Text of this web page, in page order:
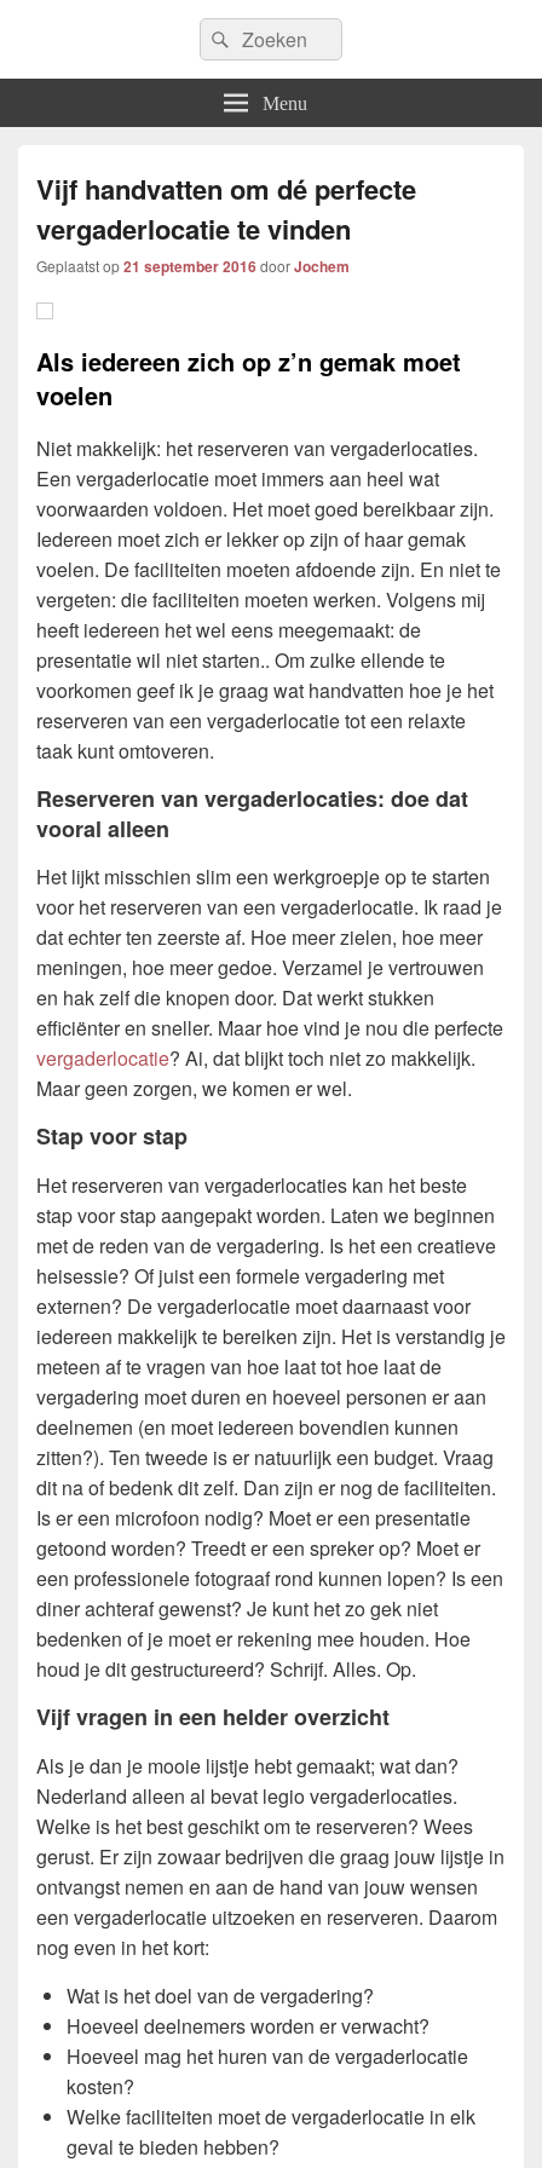
Search
for:
Search
Menu
Vijf handvatten om dé perfecte
vergaderlocatie te vinden
Geplaatst op21 september 2016doorJochem
Als iedereen zich op z’n gemak moet
voelen
Niet makkelijk: het reserveren van vergaderlocaties.
Een vergaderlocatie moet immers aan heel wat
voorwaarden voldoen. Het moet goed bereikbaar zijn.
Iedereen moet zich er lekker op zijn of haar gemak
voelen. De faciliteiten moeten afdoende zijn. En niet te
vergeten: die faciliteiten moeten werken. Volgens mij
heeft iedereen het wel eens meegemaakt: de
presentatie wil niet starten.. Om zulke ellende te
voorkomen geef ik je graag wat handvatten hoe je het
reserveren van een vergaderlocatie tot een relaxte
taak kunt omtoveren.
Reserveren van vergaderlocaties: doe dat
vooral alleen
Het lijkt misschien slim een werkgroepje op te starten
voor het reserveren van een vergaderlocatie. Ik raad je
dat echter ten zeerste af. Hoe meer zielen, hoe meer
meningen, hoe meer gedoe. Verzamel je vertrouwen
en hak zelf die knopen door. Dat werkt stukken
efficiënter en sneller. Maar hoe vind je nou die perfecte
vergaderlocatie? Ai, dat blijkt toch niet zo makkelijk.
Maar geen zorgen, we komen er wel.
Stap voor stap
Het reserveren van vergaderlocaties kan het beste
stap voor stap aangepakt worden. Laten we beginnen
met de reden van de vergadering. Is het een creatieve
heisessie? Of juist een formele vergadering met
externen? De vergaderlocatie moet daarnaast voor
iedereen makkelijk te bereiken zijn. Het is verstandig je
meteen af te vragen van hoe laat tot hoe laat de
vergadering moet duren en hoeveel personen er aan
deelnemen (en moet iedereen bovendien kunnen
zitten?). Ten tweede is er natuurlijk een budget. Vraag
dit na of bedenk dit zelf. Dan zijn er nog de faciliteiten.
Is er een microfoon nodig? Moet er een presentatie
getoond worden? Treedt er een spreker op? Moet er
een professionele fotograaf rond kunnen lopen? Is een
diner achteraf gewenst? Je kunt het zo gek niet
bedenken of je moet er rekening mee houden. Hoe
houd je dit gestructureerd? Schrijf. Alles. Op.
Vijf vragen in een helder overzicht
Als je dan je mooie lijstje hebt gemaakt; wat dan?
Nederland alleen al bevat legio vergaderlocaties.
Welke is het best geschikt om te reserveren? Wees
gerust. Er zijn zowaar bedrijven die graag jouw lijstje in
ontvangst nemen en aan de hand van jouw wensen
een vergaderlocatie uitzoeken en reserveren. Daarom
nog even in het kort:
Wat is het doel van de vergadering?
Hoeveel deelnemers worden er verwacht?
Hoeveel mag het huren van de vergaderlocatie
kosten?
Welke faciliteiten moet de vergaderlocatie in elk
geval te bieden hebben?